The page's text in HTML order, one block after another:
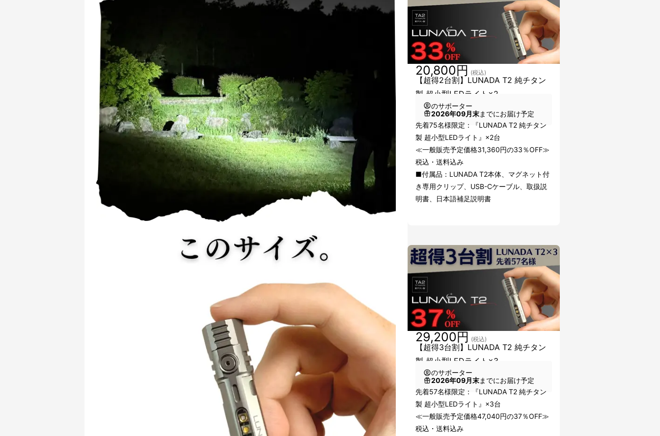
【超得2台割】LUNADA T2 純チタン
製 超小型LEDライト×2
20,800円 (税込)
のサポーター
2026年09月末までにお届け予定
先着75名様限定：『LUNADA T2 純チタン
製 超小型LEDライト』×2台
≪一般販売予定価格31,360円の33％OFF≫
税込・送料込み
■付属品：LUNADA T2本体、マグネット付
き専用クリップ、USB-Cケーブル、取扱説
明書、日本語補足説明書
【超得3台割】LUNADA T2 純チタン
製 超小型LEDライト×3
29,200円 (税込)
のサポーター
2026年09月末までにお届け予定
先着57名様限定：『LUNADA T2 純チタン
製 超小型LEDライト』×3台
≪一般販売予定価格47,040円の37％OFF≫
税込・送料込み